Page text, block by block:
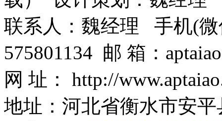
联系人：魏经理 手机(微
575801134 邮 箱：
网 址： http://
地址：河北省衡水市安